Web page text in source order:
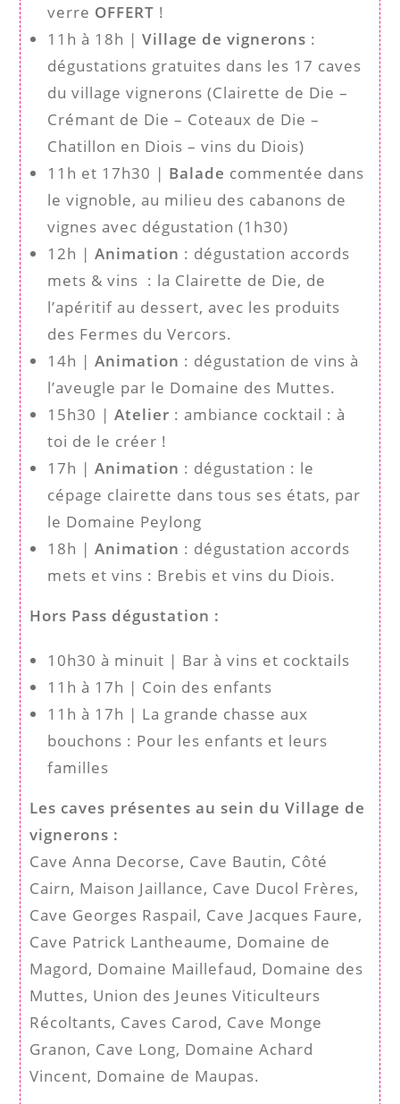
verre OFFERT !
11h à 18h |Village de vignerons :
dégustations gratuites dans les 17 caves
du village vignerons (Clairette de Die –
Crémant de Die – Coteaux de Die –
Chatillon en Diois – vins du Diois)
11h et 17h30 | Balade commentée dans
le vignoble, au milieu des cabanons de
vignes avec dégustation (1h30)
12h |Animation : dégustation accords
mets & vins : la Clairette de Die, de
l’apéritif au dessert, avec les produits
des Fermes du Vercors.
14h |Animation : dégustation de vins à
l’aveugle par le Domaine des Muttes.
15h30 |Atelier : ambiance cocktail : à
toi de le créer !
17h |Animation : dégustation : le
cépage clairette dans tous ses états, par
le Domaine Peylong
18h |Animation : dégustation accords
mets et vins : Brebis et vins du Diois.
Hors Pass dégustation :
10h30 à minuit | Bar à vins et cocktails
11h à 17h | Coin des enfants
11h à 17h | La grande chasse aux
bouchons : Pour les enfants et leurs
familles
Les caves présentes au sein du Village de
vignerons :
Cave Anna Decorse, Cave Bautin, Côté
Cairn, Maison Jaillance, Cave Ducol Frères,
Cave Georges Raspail, Cave Jacques Faure,
Cave Patrick Lantheaume, Domaine de
Magord, Domaine Maillefaud, Domaine des
Muttes, Union des Jeunes Viticulteurs
Récoltants, Caves Carod, Cave Monge
Granon, Cave Long, Domaine Achard
Vincent, Domaine de Maupas.